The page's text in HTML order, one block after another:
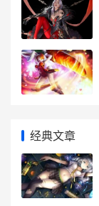
经典文章